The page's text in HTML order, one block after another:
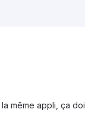
même appli, ça